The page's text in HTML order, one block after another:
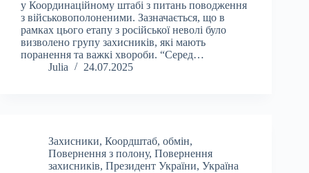
у Координаційному штабі з питань поводження
з військовополоненими. Зазначається, що в
рамках цього етапу з російської неволі було
визволено групу захисників, які мають
поранення та важкі хвороби. “Серед…
Julia
24.07.2025
Захисники, Коордштаб, обмін,
Повернення з полону, Повернення
захисників, Президент України, Україна